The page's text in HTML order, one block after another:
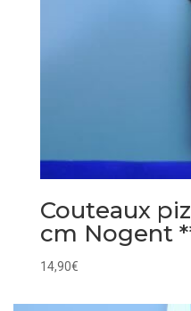
Couteaux
cm Nogent
14,90€